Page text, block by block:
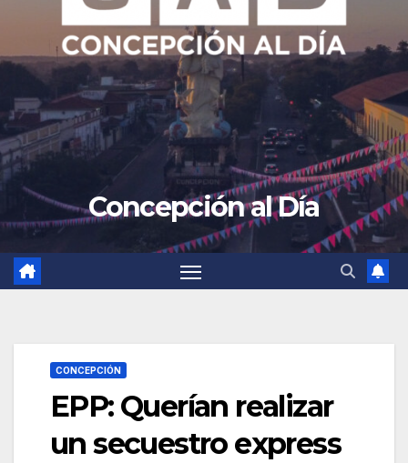
Concepción al Día
CONCEPCIÓN
EPP: Querían realizar
un secuestro express